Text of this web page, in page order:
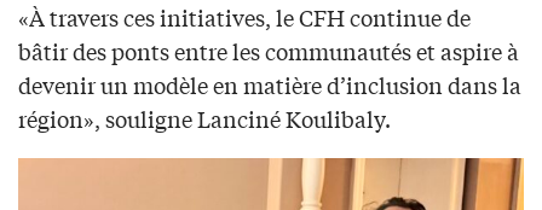
«À travers ces initiatives, le CFH continue de
bâtir des ponts entre les communautés et aspire à
devenir un modèle en matière d’inclusion dans la
région», souligne Lanciné Koulibaly.